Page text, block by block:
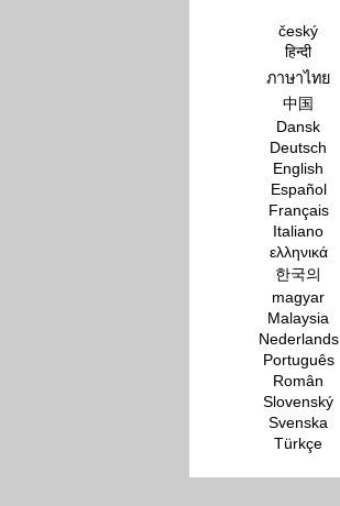
český
हिन्दी
ภาษาไทย
中国
Dansk
Deutsch
English
Español
Français
Italiano
ελληνικά
한국의
magyar
Malaysia
Nederlands
Português
Român
Slovenský
Svenska
Türkçe